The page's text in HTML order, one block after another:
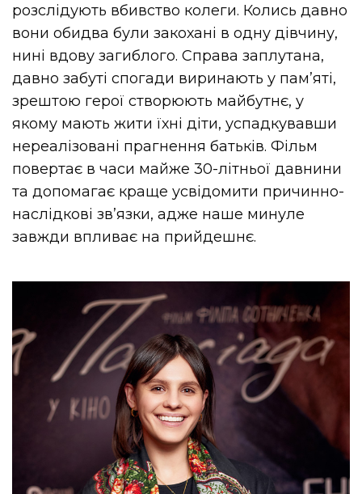
розслідують вбивство колеги. Колись давно
вони обидва були закохані в одну дівчину,
нині вдову загиблого. Справа заплутана,
давно забуті спогади виринають у пам’яті,
зрештою герої створюють майбутнє, у
якому мають жити їхні діти, успадкувавши
нереалізовані прагнення батьків. Фільм
повертає в часи майже 30-літньої давнини
та допомагає краще усвідомити причинно-
наслідкові звʼязки, адже наше минуле
завжди впливає на прийдешнє.